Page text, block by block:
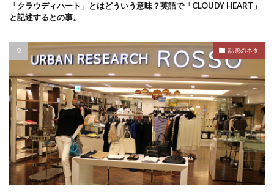
「クラウディハート」とはどういう意味？英語で「CLOUDY HEART」
と記述するとの事。
話題のネタ